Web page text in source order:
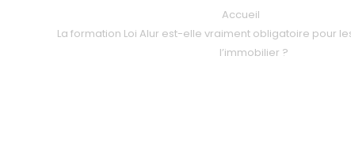
Accueil
La formation Loi Alur est-elle vraiment obligatoire pour
l’immobilier ?